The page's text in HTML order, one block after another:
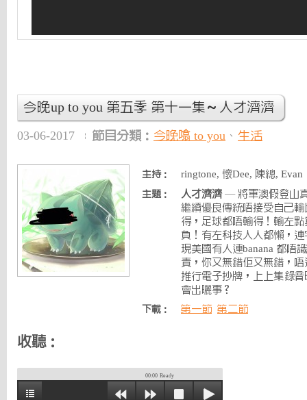
今晚up to you 第五季 第十一集～人才濟濟
03-06-2017 節目分類： 今晚噏 to you 、 生活
主持： ringtone, 懷Dee, 陳總, Evan
主題： 人才濟濟 — 將軍澳假登山
繼續優良傳統唔接受自己
得，足球都唔輸得！輸左
負！有左科技人人都懶，
現美國有人連banana 都唔
責，你又無錯佢又無錯，
推行電子抄牌，上上集錄音
會出曬事？
下載： 第一節 第二節
收聽：
00:00 Ready